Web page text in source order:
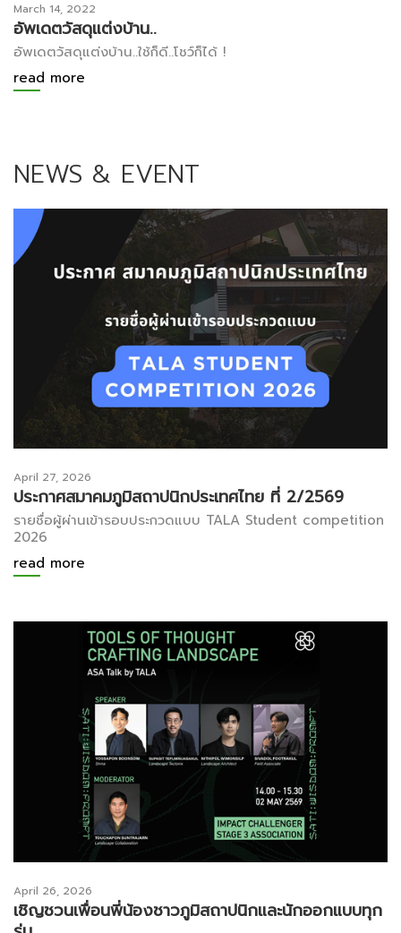
March 14, 2022
อัพเดตวัสดุแต่งบ้าน..
อัพเดตวัสดุแต่งบ้าน..ใช้ก็ดี..โชว์ก็ได้ !
read more
NEWS & EVENT
April 27, 2026
ประกาศสมาคมภูมิสถาปนิกประเทศไทย ที่ 2/2569
รายชื่อผู้ผ่านเข้ารอบประกวดแบบ TALA Student competition
2026
read more
April 26, 2026
เชิญชวนเพื่อนพี่น้องชาวภูมิสถาปนิกและนักออกแบบทุก